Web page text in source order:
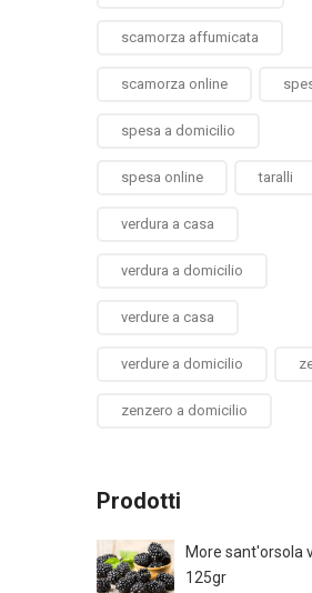
scamorza affumicata
scamorza online
spesa a domicilio
spesa online taralli
verdura a casa
verdura a domicilio
verdure a casa
verdure a domicilio
zenzero a domicilio
Prodotti
More sant'orsola
125gr